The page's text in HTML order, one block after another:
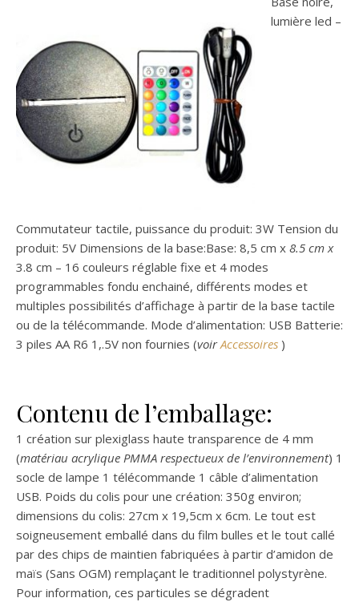
lumière led –
Commutateur tactile, puissance du produit: 3W Tension du
produit: 5V Dimensions de la base:Base: 8,5 cm x 8.5 cm x
3.8 cm – 16 couleurs réglable fixe et 4 modes
programmables fondu enchainé, différents modes et
multiples possibilités d’affichage à partir de la base tactile
ou de la télécommande. Mode d’alimentation: USB Batterie:
3 piles AA R6 1,.5V non fournies (voirAccessoires )
Contenu de l’emballage:
1 création sur plexiglass haute transparence de 4 mm
(matériau acrylique PMMA respectueux de l’environnement) 1
socle de lampe 1 télécommande 1 câble d’alimentation
USB. Poids du colis pour une création: 350g environ;
dimensions du colis: 27cm x 19,5cm x 6cm. Le tout est
soigneusement emballé dans du film bulles et le tout callé
par des chips de maintien fabriquées à partir d’amidon de
maïs (Sans OGM) remplaçant le traditionnel polystyrène.
Pour information, ces particules se dégradent